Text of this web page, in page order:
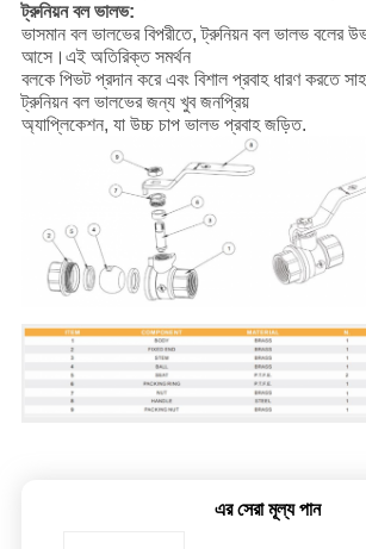
ট্রুনিয়ন বল ভালভ:
ভাসমান বল ভালভের বিপরীতে, ট্রুনিয়ন বল ভালভ বলের
আসে।এই অতিরিক্ত সমর্থন
বলকে পিভট প্রদান করে এবং বিশাল প্রবাহ ধারণ করতে
ট্রুনিয়ন বল ভালভের জন্য খুব জনপ্রিয়
অ্যাপ্লিকেশন, যা উচ্চ চাপ ভালভ প্রবাহ জড়িত.
এর সেরা মূল্য পান